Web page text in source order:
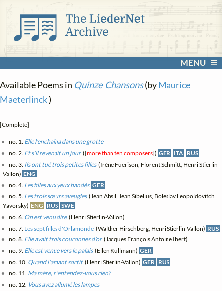
MENU
Available Poems in Quinze Chansons(byMaurice
Maeterlinck)
[Complete]
no. 1. Elle l'enchaîna dans une grotte
no. 2. Et s'il revenait un jour([more than ten composers]) GER ITA RUS
no. 3. Ils ont tué trois petites filles(Irène Fuerison, Florent Schmitt, Henri Stierlin-
Vallon) ENG
no. 4. Les filles aux yeux bandés GER
no. 5. Les trois sœurs aveugles(Jean Absil, Jean Sibelius, Boleslav Leopoldovitch
Yavorsky) ENG RUS SWE
no. 6. On est venu dire(Henri Stierlin-Vallon)
no. 7. Les sept filles d'Orlamonde (Walther Hirschberg, Henri Stierlin-Vallon) RUS
no. 8. Elle avait trois couronnes d'or(Jacques François Antoine Ibert)
no. 9. Elle est venue vers le palais(Ellen Kullmann) GER
no. 10. Quand l'amant sortit(Henri Stierlin-Vallon) GER RUS
no. 11. Ma mère, n'entendez-vous rien?
no. 12. Vous avez allumé les lampes